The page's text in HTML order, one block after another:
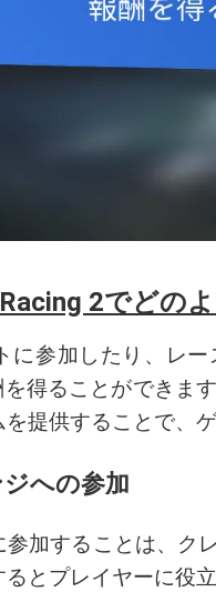
2でどの
に参加したり、レ
得ることができま
提供することで、
への参加
加することは、ク
とプレイヤーに役